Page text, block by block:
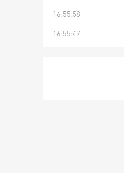
16:55:58
16:55:47